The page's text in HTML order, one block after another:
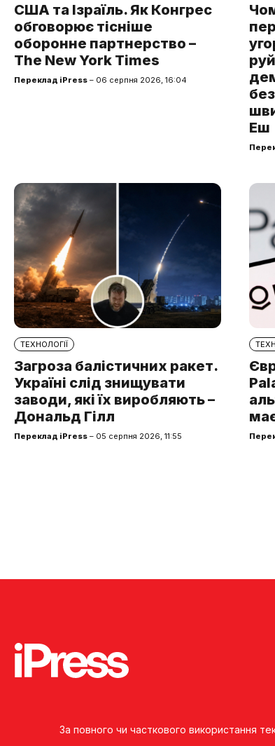
США та Ізраїль. Як Конгрес
обговорює тісніше
оборонне партнерство –
The New York Times
Переклад iPress – 06 серпня 2026, 16:04
Еш
ТЕХНОЛОГІЇ
Загроза балістичних ракет.
Україні слід знищувати
заводи, які їх виробляють –
Дональд Гілл
Переклад iPress – 05 серпня 2026, 11:55
За повного чи часткового використання